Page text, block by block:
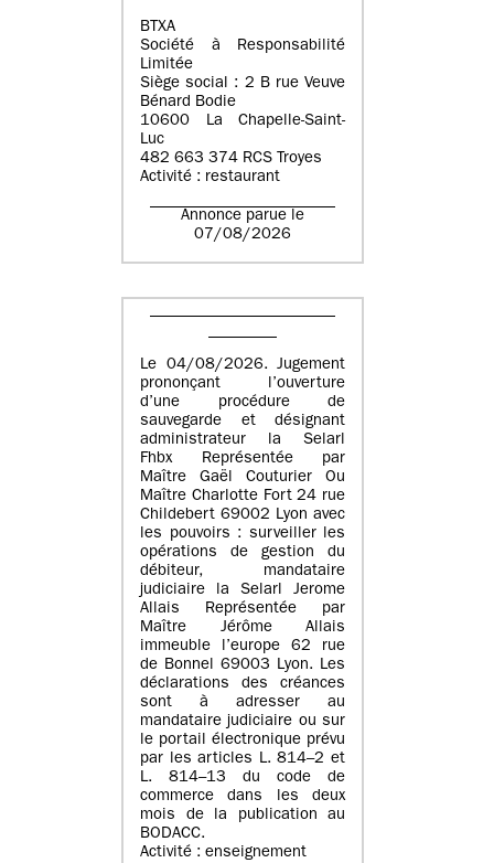
BTXA
Société à Responsabilité
Limitée
Siège social : 2 B rue Veuve
Bénard Bodie
10600 La Chapelle-Saint-
Luc
482 663 374 RCS Troyes
Activité : restaurant
Annonce parue le
07/08/2026
Le 04/08/2026. Jugement
prononçant l’ouverture
d’une procédure de
sauvegarde et désignant
administrateur la Selarl
Fhbx Représentée par
Maître Gaël Couturier Ou
Maître Charlotte Fort 24 rue
Childebert 69002 Lyon avec
les pouvoirs : surveiller les
opérations de gestion du
débiteur, mandataire
judiciaire la Selarl Jerome
Allais Représentée par
Maître Jérôme Allais
immeuble l’europe 62 rue
de Bonnel 69003 Lyon. Les
déclarations des créances
sont à adresser au
mandataire judiciaire ou sur
le portail électronique prévu
par les articles L. 814–2 et
L. 814–13 du code de
commerce dans les deux
mois de la publication au
BODACC.
Activité : enseignement